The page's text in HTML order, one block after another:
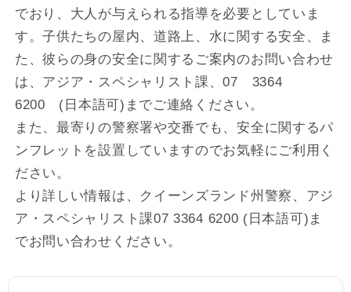
でおり、大人が与えられる指導を必要としていま
す。子供たちの屋内、道路上、水に関する安全、ま
た、彼らの身の安全に関するご案内のお問い合わせ
は、アジア・スペシャリスト課、07 3364
6200 (日本語可)までご連絡ください。
また、最寄りの警察署や交番でも、安全に関するパ
ンフレットを設置していますのでお気軽にご利用く
ださい。
より詳しい情報は、クイーンズランド州警察、アジ
ア・スペシャリスト課07 3364 6200 (日本語可)ま
でお問い合わせください。